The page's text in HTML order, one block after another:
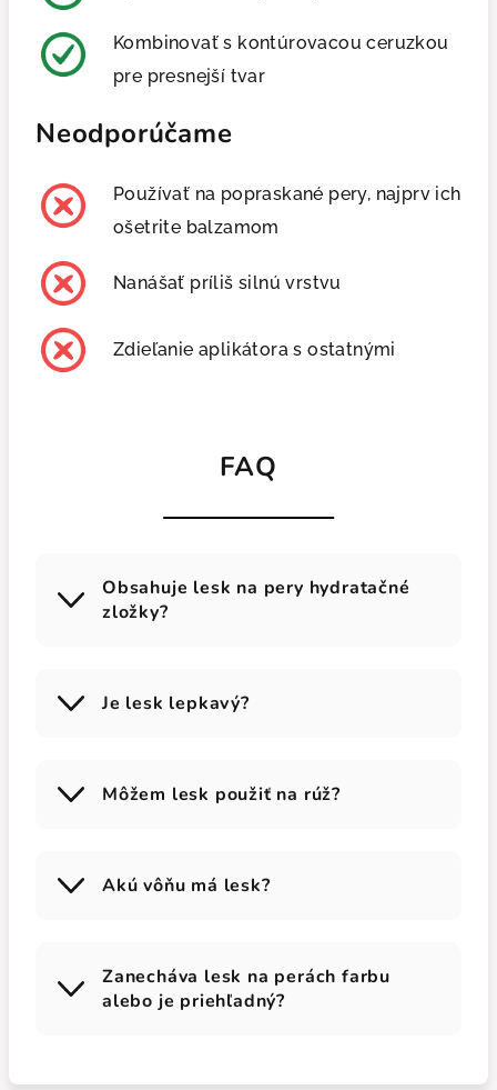
Kombinovať s kontúrovacou ceruzkou
pre presnejší tvar
Neodporúčame
Používať na popraskané pery, najprv ich
ošetrite balzamom
Nanášať príliš silnú vrstvu
Zdieľanie aplikátora s ostatnými
FAQ
Obsahuje lesk na pery hydratačné
zložky?
Je lesk lepkavý?
Môžem lesk použiť na rúž?
Akú vôňu má lesk?
Zanecháva lesk na perách farbu
alebo je priehľadný?